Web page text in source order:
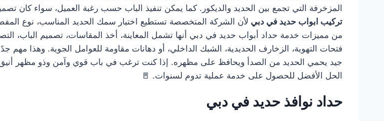
المزخرفة التي تجمع بين الحديد والديكور. كما يمكن تنفيذ الباب حسب رغبة العميل، سواء كان
تركيب ابواب حديد في دبي لأن الشركة المتخصصة تستطيع اختيار سمك الحديد المناسب، نوع
من مميزات خدمة حداد أبواب حديد في دبي أنها تشمل المعاينة، أخذ المقاسات، تصميم الباب،
فتحات التهوية، الزخارف الحديدية، الشبك الداخلي، أو دهانات مقاومة للعوامل الجوية. وهذا
جيد يحمي الحديد من الصدأ ويحافظ على مظهره. إذا كنت ترغب في باب قوي وآمن وذو مظهر أنيق،
الحل الأفضل للحصول على خدمة عملية تدوم لسنوات. 🚪
حداد نوافذ حديد في دبي